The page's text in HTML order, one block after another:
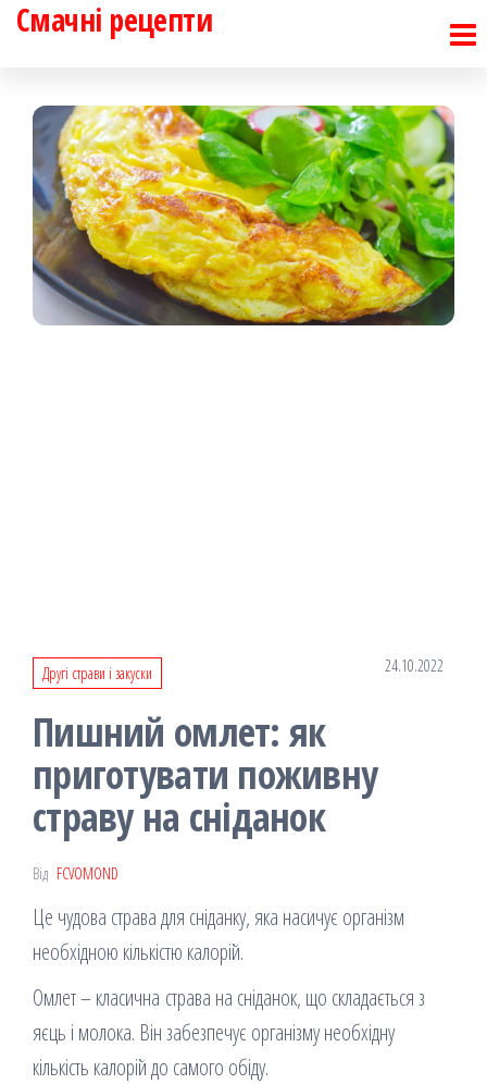
Перейти
Смачні рецепти
Другі страви і закуски 24.10.2022
Пишний омлет: як
приготувати поживну
страву на сніданок
Від FCVOMOND
Це чудова страва для сніданку, яка насичує організм
необхідною кількістю калорій.
Омлет – класична страва на сніданок, що складається з
яєць і молока. Він забезпечує організму необхідну
кількість калорій до самого обіду.